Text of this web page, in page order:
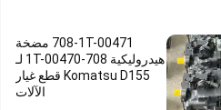
708-1T-00471 مضخة
هيدروليكية 708-1T-00470 لـ
Komatsu D155 قطع غيار
الآلات